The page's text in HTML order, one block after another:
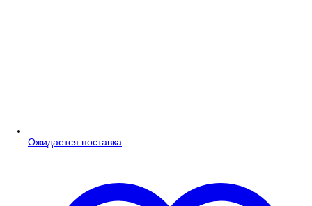
Ожидается поставка